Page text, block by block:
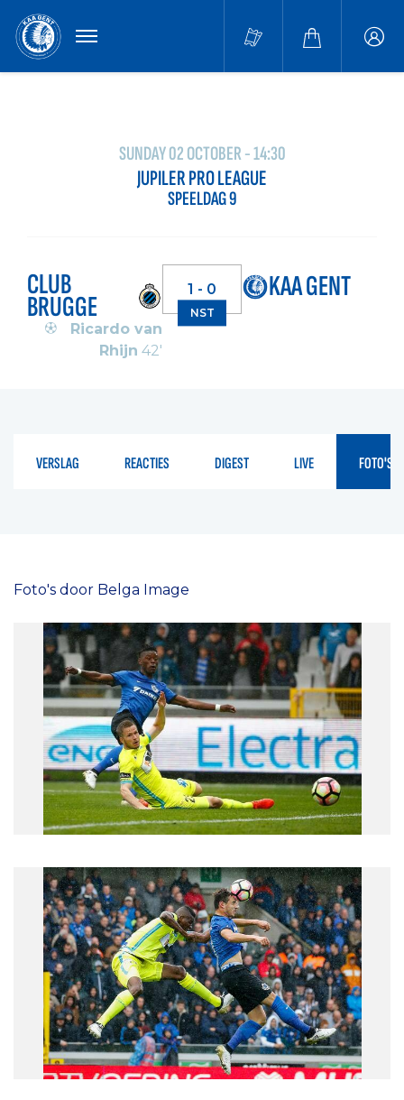
MENU
SUNDAY 02 OCTOBER - 14:30
JUPILER PRO LEAGUE
SPEELDAG 9
CLUB
BRUGGE
Ricardo van
Rhijn 42'
1 - 0
NST
KAA GENT
VERSLAG REACTIES DIGEST LIVE FOTO'S
Foto's door Belga Image